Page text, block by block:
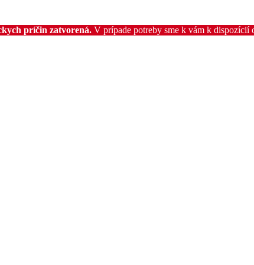
príčin zatvorená.V prípade potreby sme k vám k dispozícií